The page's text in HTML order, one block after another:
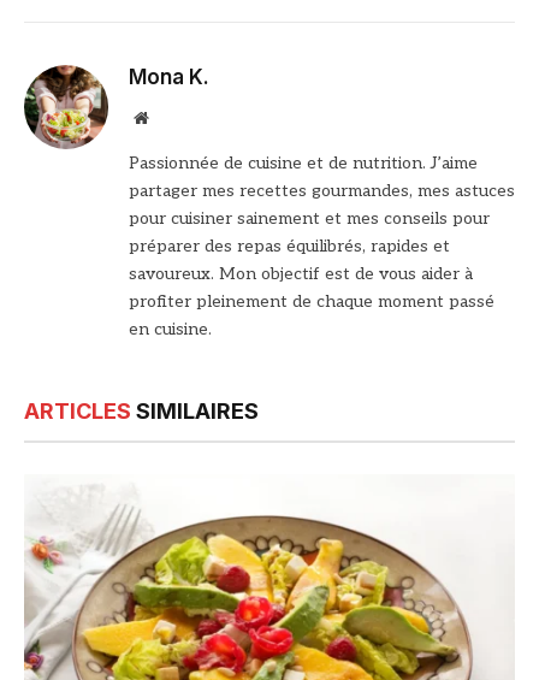
Mona K.
Site
Passionnée de cuisine et de nutrition. J’aime
partager mes recettes gourmandes, mes astuces
pour cuisiner sainement et mes conseils pour
préparer des repas équilibrés, rapides et
savoureux. Mon objectif est de vous aider à
profiter pleinement de chaque moment passé
en cuisine.
ARTICLES SIMILAIRES